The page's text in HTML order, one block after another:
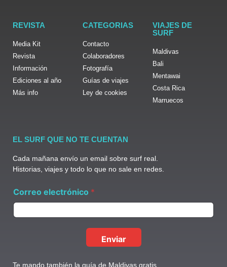
c
o
REVISTA
Media Kit
Revista
Información
Ediciones al año
Más info
CATEGORIAS
Contacto
Colaboradores
Fotografía
Guías de viajes
Ley de cookies
VIAJES DE
SURF
Maldivas
Bali
Mentawai
Costa Rica
Marruecos
EL SURF QUE NO TE CUENTAN
Cada mañana envío un email sobre surf real.
Historias, viajes y todo lo que no sale en redes.
o
r
r
r
Correo electrónico *
Enviar
Te mando también la guía de Maldivas gratis.